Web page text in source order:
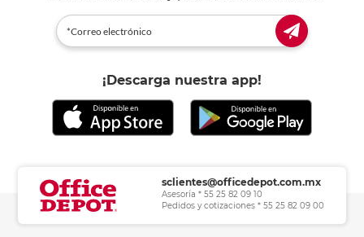
¡Descarga nuestra app!
sclientes@officedepot.com.mx
Asesoría * 55 25 82 09 10
Pedidos y cotizaciones * 55 25 82 09 00